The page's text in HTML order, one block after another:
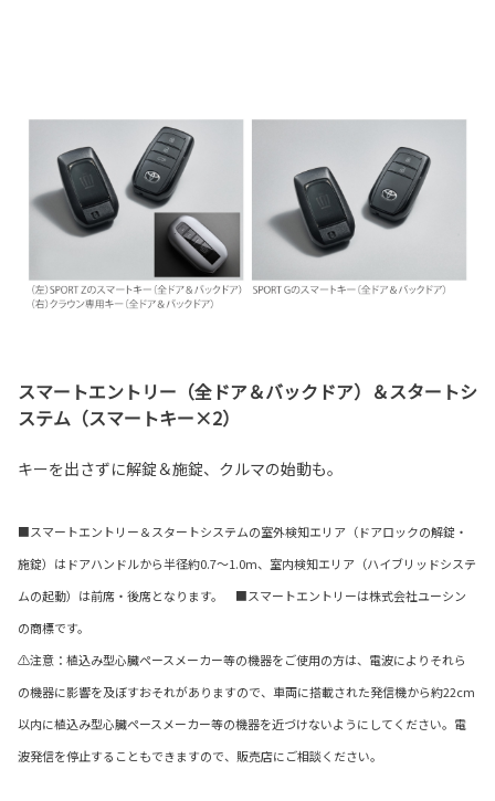
スマートエントリー（全ドア＆バックドア）＆スタートシ
ステム（スマートキー×2）
キーを出さずに解錠＆施錠、クルマの始動も。
■スマートエントリー＆スタートシステムの室外検知エリア（ドアロックの解錠・
施錠）はドアハンドルから半径約0.7〜1.0m、室内検知エリア（ハイブリッドシステ
ムの起動）は前席・後席となります。 ■スマートエントリーは株式会社ユーシン
の商標です。
⚠注意：植込み型心臓ペースメーカー等の機器をご使用の方は、電波によりそれら
の機器に影響を及ぼすおそれがありますので、車両に搭載された発信機から約22cm
以内に植込み型心臓ペースメーカー等の機器を近づけないようにしてください。電
波発信を停止することもできますので、販売店にご相談ください。